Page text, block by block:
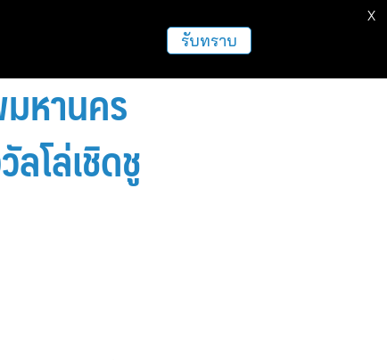
หานคร
โล่เชิดชู
รับทราบ
X